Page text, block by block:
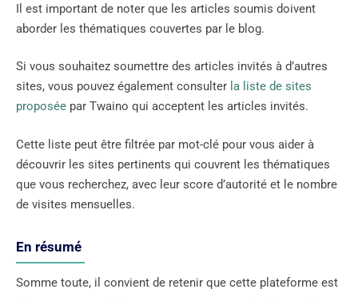
Il est important de noter que les articles soumis doivent
aborder les thématiques couvertes par le blog.
Si vous souhaitez soumettre des articles invités à d’autres
sites, vous pouvez également consulter la liste de sites
proposée par Twaino qui acceptent les articles invités.
Cette liste peut être filtrée par mot-clé pour vous aider à
découvrir les sites pertinents qui couvrent les thématiques
que vous recherchez, avec leur score d’autorité et le nombre
de visites mensuelles.
En résumé
Somme toute, il convient de retenir que cette plateforme est